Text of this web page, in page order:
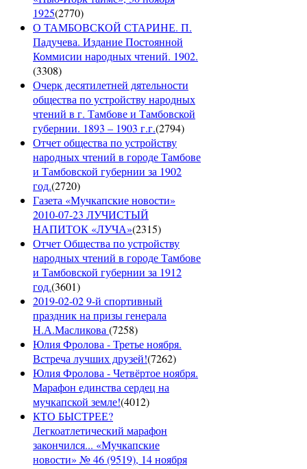
1925(2770)
О ТАМБОВСКОЙ СТАРИНЕ. П.
Падучева. Издание Постоянной
Коммисии народных чтений. 1902.
(3308)
Очерк десятилетней дятельности
общества по устройству народных
чтений в г. Тамбове и Тамбовской
губернии. 1893 – 1903 г.г.(2794)
Отчет общества по устройству
народных чтений в городе Тамбове
и Тамбовской губернии за 1902
год.(2720)
Газета «Мучкапские новости»
2010-07-23 ЛУЧИСТЫЙ
НАПИТОК «ЛУЧА»(2315)
Отчет Общества по устройству
народных чтений в городе Тамбове
и Тамбовской губернии за 1912
год.(3601)
2019-02-02 9-й спортивный
праздник на призы генерала
Н.А.Масликова(7258)
Юлия Фролова - Третье ноября.
Встреча лучших друзей!(7262)
Юлия Фролова - Четвёртое ноября.
Марафон единства сердец на
мучкапской земле!(4012)
КТО БЫСТРЕЕ?
Легкоатлетический марафон
закончился... «Мучкапские
новости» № 46 (9519), 14 ноября